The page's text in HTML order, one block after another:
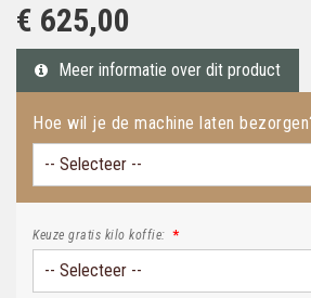
€ 625,00
Meer informatie over dit product
Hoe wil je de machine laten
Keuze gratis kilo koffie: